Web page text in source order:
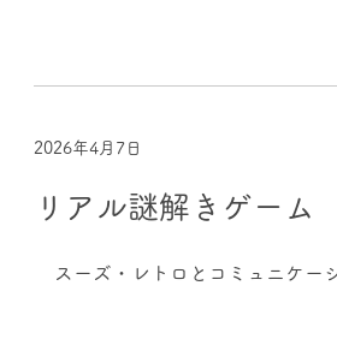
2026年4月7日
リアル謎解きゲー
スーズ・レトロとコミュニケー